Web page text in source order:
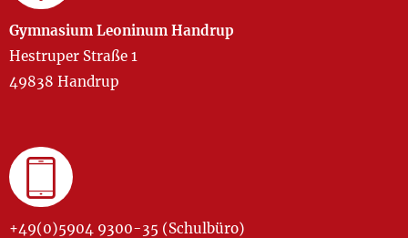
Gymnasium Leoninum Handrup
Hestruper Straße 1
49838 Handrup
+49(0)5904 9300-35 (Schulbüro)